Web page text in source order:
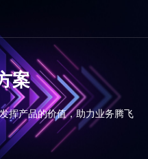
案
挥产品的价值，助力业务腾飞